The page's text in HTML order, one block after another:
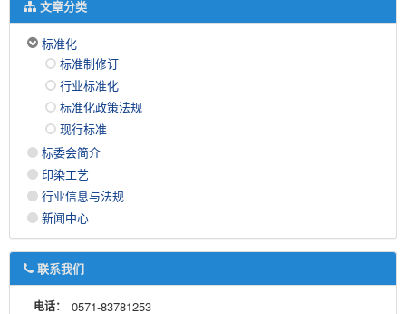
文章分类
标准化
标准制修订
行业标准化
标准化政策法规
现行标准
标委会简介
印染工艺
行业信息与法规
新闻中心
联系我们
电话： 0571-83781253